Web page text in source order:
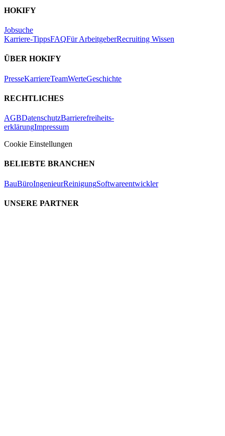
HOKIFY
Jobsuche
Karriere-TippsFAQFür ArbeitgeberRecruiting Wissen
ÜBER HOKIFY
PresseKarriereTeamWerteGeschichte
RECHTLICHES
AGBDatenschutzBarrierefreiheits-
erklärungImpressum
Cookie Einstellungen
BELIEBTE BRANCHEN
BauBüroIngenieurReinigungSoftwareentwickler
UNSERE PARTNER